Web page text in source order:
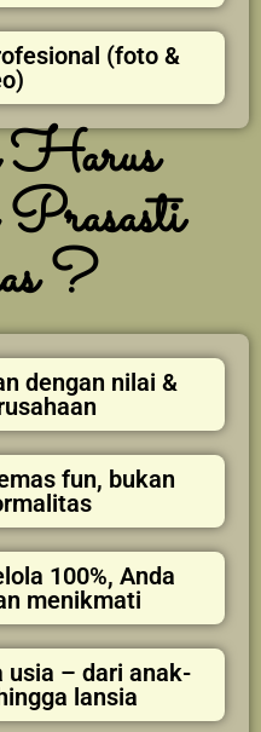
(foto &
?
dengan nilai &
fun, bukan
100%, Anda
menikmati
usia – dari anak-
lansia